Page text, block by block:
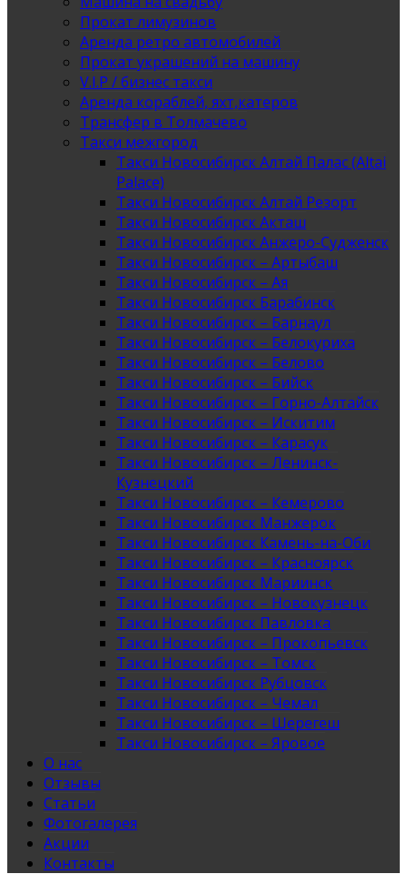
Прокат лимузинов
Аренда ретро автомобилей
Прокат украшений на машину
V.I.P / бизнес такси
Аренда кораблей, яхт,катеров
Трансфер в Толмачево
Такси межгород
Такси Новосибирск Алтай Палас (Altai
Palace)
Такси Новосибирск Алтай Резорт
Такси Новосибирск Акташ
Такси Новосибирск Анжеро-Судженск
Такси Новосибирск – Артыбаш
Такси Новосибирск – Ая
Такси Новосибирск Барабинск
Такси Новосибирск – Барнаул
Такси Новосибирск – Белокуриха
Такси Новосибирск – Белово
Такси Новосибирск – Бийск
Такси Новосибирск – Горно-Алтайск
Такси Новосибирск – Искитим
Такси Новосибирск – Карасук
Такси Новосибирск – Ленинск-
Кузнецкий
Такси Новосибирск – Кемерово
Такси Новосибирск Манжерок
Такси Новосибирск Камень-на-Оби
Такси Новосибирск – Красноярск
Такси Новосибирск Мариинск
Такси Новосибирск – Новокузнецк
Такси Новосибирск Павловка
Такси Новосибирск – Прокопьевск
Такси Новосибирск – Томск
Такси Новосибирск Рубцовск
Такси Новосибирск – Чемал
Такси Новосибирск – Шерегеш
Такси Новосибирск – Яровое
О нас
Отзывы
Статьи
Фотогалерея
Акции
Контакты